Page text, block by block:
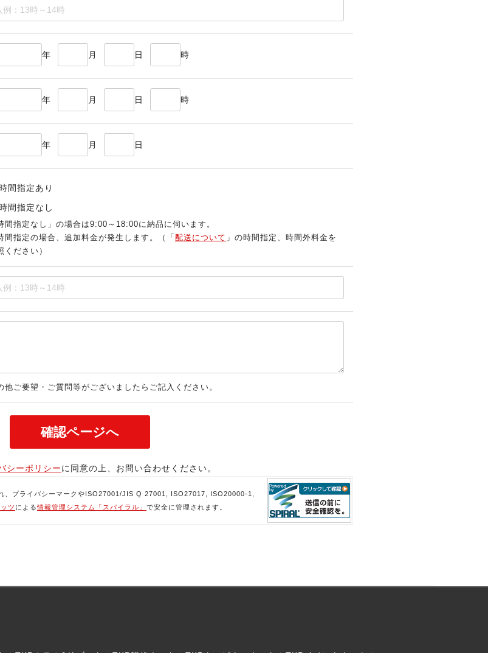
年 月 日 時
年 月 日 時
年 月 日
間指定あり
間指定なし
間指定なし」の場合は9:00～18:00に納品に伺います。
間指定の場合、追加料金が発生します。（「 配送について 」の時間指定、時間外料金を
ください）
他ご要望・ご質問等がございましたらご記入ください。
シーポリシーに同意の上、お問い合わせください。
、プライバシーマークやISO27001/JIS Q 27001, ISO27017, ISO20000-1,
ツ による情報管理システム「スパイラル」 で安全に管理されます。